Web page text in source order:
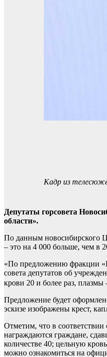
Кадр из
Депутаты горсовета
области».
По данным новосибирского
– это на 4 000 больше, чем в
«По предложению фракции
совета депутатов об
крови 20 и более раз, плазмы
Предложение будет
эскизе изображены крест,
Отметим, что в
награждаются граждане,
количестве 40; цельную
можно ознакомиться на